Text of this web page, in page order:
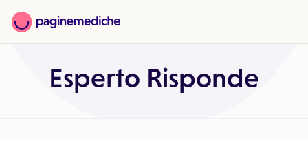
Esperto Risponde